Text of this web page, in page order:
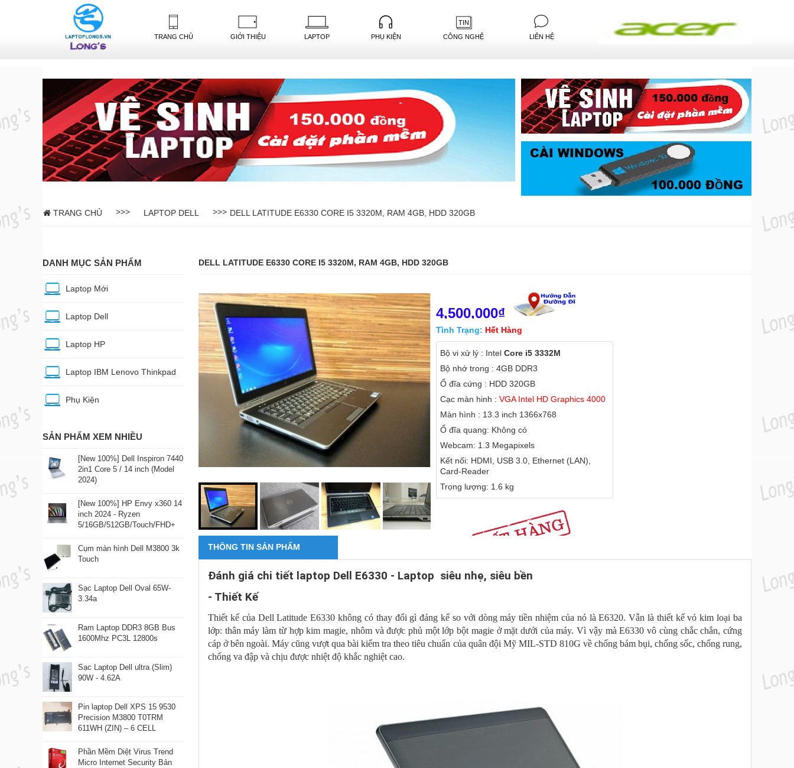
TRANG CHỦ GIỚI THIỆU LAPTOP PHỤ KIỆN
TIN
CÔNG NGHỆ
LIÊN HỆ
TRANG CHỦ >>> LAPTOP DELL >>> DELL LATITUDE E6330 CORE I5 3320M, RAM 4GB, HDD 320GB
DANH MỤC SẢN PHẨM
Laptop Mới
Laptop Dell
Laptop HP
Laptop IBM Lenovo Thinkpad
Phụ Kiện
SẢN PHẨM XEM NHIỀU
[New 100%] Dell Inspiron 7440
2in1 Core 5 / 14 inch (Model
2024)
[New 100%] HP Envy x360 14
inch 2024 - Ryzen
5/16GB/512GB/Touch/FHD+
Cụm màn hình Dell M3800 3k
Touch
Sạc Laptop Dell Oval 65W-
3.34a
Ram Laptop DDR3 8GB Bus
1600Mhz PC3L 12800s
Sạc Laptop Dell ultra (Slim)
90W - 4.62A
Pin laptop Dell XPS 15 9530
Precision M3800 T0TRM
611WH (ZIN) – 6 CELL
Phần Mềm Diệt Virus Trend
Micro Internet Security Bản
DELL LATITUDE E6330 CORE I5 3320M, RAM 4GB, HDD 320GB
4,500,000₫
Tình Trạng: Hết Hàng
Bộ vi xử lý : IntelCore i5 3332M
Bộ nhớ trong : 4GB DDR3
Ổ đĩa cứng : HDD 320GB
Cạc màn hinh :VGA Intel HD Graphics 4000
Màn hình : 13.3 inch 1366x768
Ổ đĩa quang: Không có
Webcam: 1.3 Megapixels
Kết nối: HDMI, USB 3.0, Ethernet (LAN),
Card-Reader
Trọng lượng: 1.6 kg
THÔNG TIN SẢN PHẨM
Đánh giá chi tiết laptop Dell E6330 - Laptop siêu nhẹ, siêu bền
- Thiết Kế
Thiết kế của Dell Latitude E6330 không có thay đổi gì đáng kể so với dòng máy tiền nhiệm của nó là E6320. Vẫn là thiết kế vỏ kim loại ba
lớp: thân máy làm từ hợp kim magie, nhôm và được phủ một lớp bột magie ở mặt dưới của máy. Vì vậy mà E6330 vô cùng chắc chắn, cứng
cáp ở bên ngoài. Máy cũng vượt qua bài kiểm tra theo tiêu chuẩn của quân đội Mỹ MIL-STD 810G về chống bám bụi, chống sốc, chống rung,
chống va đập và chịu được nhiệt độ khắc nghiệt cao.